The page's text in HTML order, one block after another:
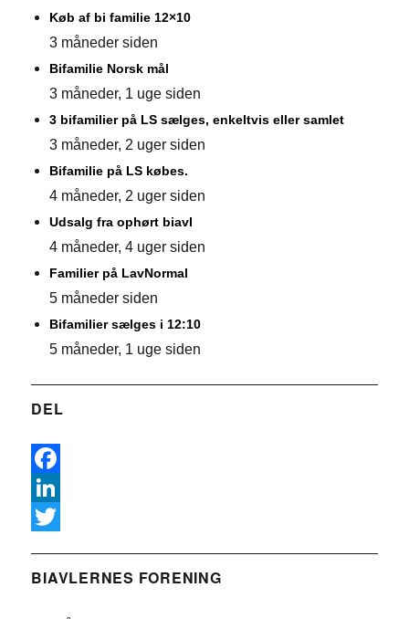
Køb af bi familie 12×10
3 måneder siden
Bifamilie Norsk mål
3 måneder, 1 uge siden
3 bifamilier på LS sælges, enkeltvis eller samlet
3 måneder, 2 uger siden
Bifamilie på LS købes.
4 måneder, 2 uger siden
Udsalg fra ophørt biavl
4 måneder, 4 uger siden
Familier på LavNormal
5 måneder siden
Bifamilier sælges i 12:10
5 måneder, 1 uge siden
DEL
F
a
e
L
n
w
BIAVLERNES FORENING